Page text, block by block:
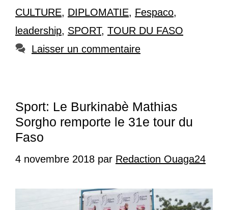
CULTURE, DIPLOMATIE, Fespaco,
leadership, SPORT, TOUR DU FASO
Laisser un commentaire
Sport: Le Burkinabè Mathias
Sorgho remporte le 31e tour du
Faso
4 novembre 2018 par Redaction Ouaga24